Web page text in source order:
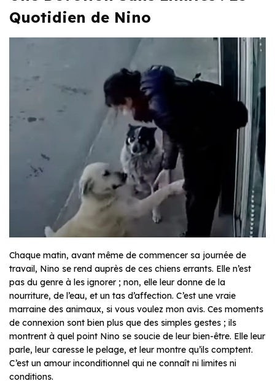
Quotidien de Nino
Chaque matin, avant même de commencer sa journée de
travail, Nino se rend auprès de ces chiens errants. Elle n’est
pas du genre à les ignorer ; non, elle leur donne de la
nourriture, de l’eau, et un tas d’affection. C’est une vraie
marraine des animaux, si vous voulez mon avis. Ces moments
de connexion sont bien plus que des simples gestes ; ils
montrent à quel point Nino se soucie de leur bien-être. Elle leur
parle, leur caresse le pelage, et leur montre qu’ils comptent.
C’est un amour inconditionnel qui ne connaît ni limites ni
conditions.